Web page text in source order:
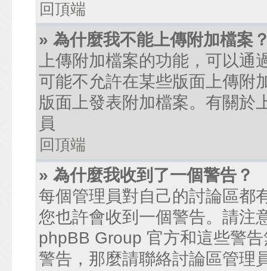
回頂端
» 為什麼我不能上傳附加檔案
上傳附加檔案的功能，可以
可能不允許在某些版面上傳附
版面上發表附加檔案。有關於
員
回頂端
» 為什麼我收到了一個警告？
每個管理員對自己的討論區都
您也許會收到一個警告。請注
phpBB Group 官方和這些警
警告，那麼請聯絡討論區管理